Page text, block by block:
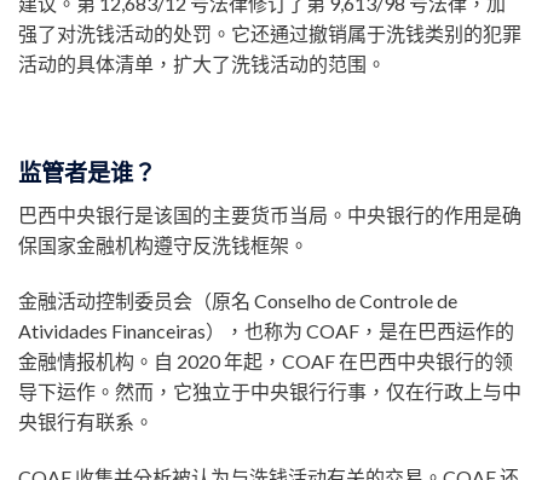
强了对洗钱活动的处罚。它还通过撤销属于洗钱类别的犯罪
活动的具体清单，扩大了洗钱活动的范围。
监管者是谁？
巴西中央银行是该国的主要货币当局。中央银行的作用是确
保国家金融机构遵守反洗钱框架。
金融活动控制委员会（原名 Conselho de Controle de
Atividades Financeiras），也称为 COAF，是在巴西运作的
金融情报机构。自 2020 年起，COAF 在巴西中央银行的领
导下运作。然而，它独立于中央银行行事，仅在行政上与中
央银行有联系。